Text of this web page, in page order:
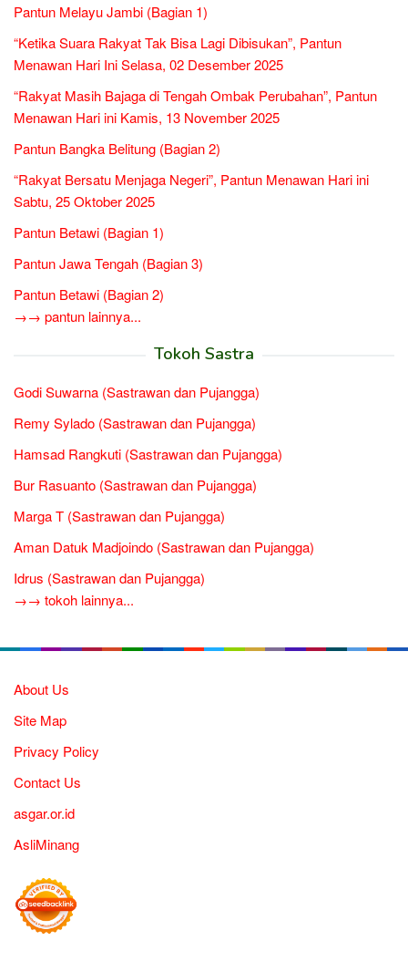
Pantun Melayu Jambi (Bagian 1)
“Ketika Suara Rakyat Tak Bisa Lagi Dibisukan”, Pantun
Menawan Hari Ini Selasa, 02 Desember 2025
“Rakyat Masih Bajaga di Tengah Ombak Perubahan”, Pantun
Menawan Hari ini Kamis, 13 November 2025
Pantun Bangka Belitung (Bagian 2)
“Rakyat Bersatu Menjaga Negeri”, Pantun Menawan Hari ini
Sabtu, 25 Oktober 2025
Pantun Betawi (Bagian 1)
Pantun Jawa Tengah (Bagian 3)
Pantun Betawi (Bagian 2)
→→ pantun lainnya...
Tokoh Sastra
Godi Suwarna (Sastrawan dan Pujangga)
Remy Sylado (Sastrawan dan Pujangga)
Hamsad Rangkuti (Sastrawan dan Pujangga)
Bur Rasuanto (Sastrawan dan Pujangga)
Marga T (Sastrawan dan Pujangga)
Aman Datuk Madjoindo (Sastrawan dan Pujangga)
Idrus (Sastrawan dan Pujangga)
→→ tokoh lainnya...
About Us
Site Map
Privacy Policy
Contact Us
asgar.or.id
AsliMinang